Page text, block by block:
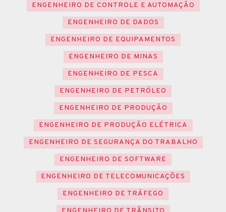
ENGENHEIRO DE CONTROLE E AUTOMAÇÃO
ENGENHEIRO DE DADOS
ENGENHEIRO DE EQUIPAMENTOS
ENGENHEIRO DE MINAS
ENGENHEIRO DE PESCA
ENGENHEIRO DE PETRÓLEO
ENGENHEIRO DE PRODUÇÃO
ENGENHEIRO DE PRODUÇÃO ELÉTRICA
ENGENHEIRO DE SEGURANÇA DO TRABALHO
ENGENHEIRO DE SOFTWARE
ENGENHEIRO DE TELECOMUNICAÇÕES
ENGENHEIRO DE TRÁFEGO